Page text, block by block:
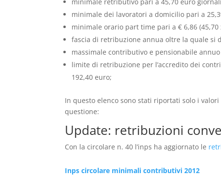
minimale dei lavoratori a domicilio pari a
minimale orario part time pari a € 6,86 (45,70
fascia di retribuzione annua oltre la quale si
massimale contributivo e pensionabile
limite di retribuzione per l’accredito dei
192,40 euro;
In questo elenco sono stati riportati solo i
questione:
Update: retribuzioni
Con la circolare n. 40 l’inps ha aggiornato le
Inps circolare minimali contributivi 2012